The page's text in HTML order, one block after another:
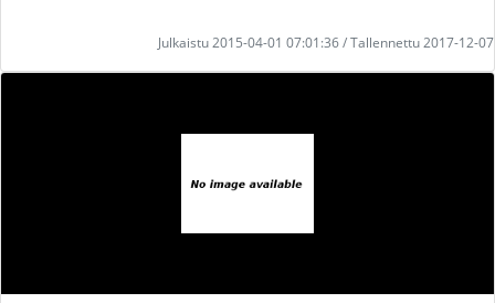
Julkaistu 2015-04-01 07:01:36 / Tallennettu 2017-12-07